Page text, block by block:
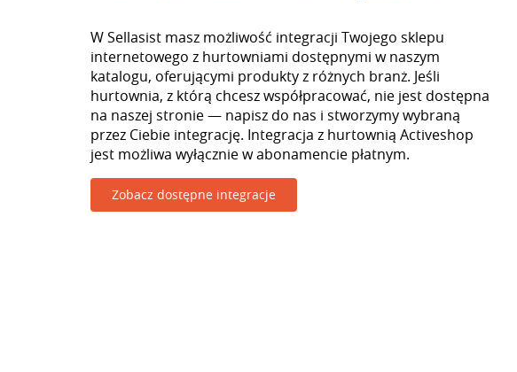
W Sellasist masz możliwość integracji Twojego sklepu
internetowego z hurtowniami dostępnymi w naszym
katalogu, oferującymi produkty z różnych branż. Jeśli
hurtownia, z którą chcesz współpracować, nie jest dostępna
na naszej stronie — napisz do nas i stworzymy wybraną
przez Ciebie integrację. Integracja z hurtownią Activeshop
jest możliwa wyłącznie w abonamencie płatnym.
Zobacz dostępne integracje